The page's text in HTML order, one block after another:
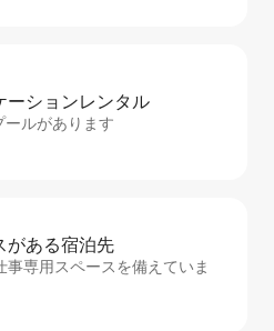
ー⁠シ⁠ョ⁠ンレ⁠ン⁠タ⁠ル
ールがあります
があ⁠る宿⁠泊⁠先
専用スペースを備えていま